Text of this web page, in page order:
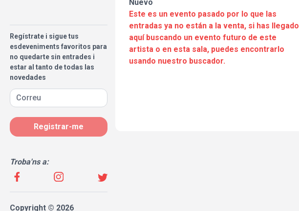
Regístrate i sigue tus
esdeveniments favoritos para
no quedarte sin entrades i
estar al tanto de todas las
novedades
Registrar-me
Troba'ns a:
Copyright © 2026
Nuevo
Este es un evento pasado por lo que las
entradas ya no están a la venta, si has llegado
aquí buscando un evento futuro de este
artista o en esta sala, puedes encontrarlo
usando nuestro buscador.